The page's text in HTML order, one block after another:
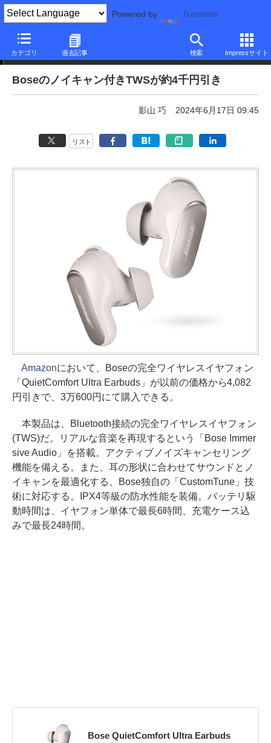
Powered by Translate
カテゴリ 過去記事 検索 Impressサイト
本日みつけたお買い得品
Boseのノイキャン付きTWSが約4千円引き
影山 巧 2024年6月17日 09:45
リスト
Amazonにおいて、Boseの完全ワイヤレスイヤフォン
「QuietComfort Ultra Earbuds」が以前の価格から4,082
円引きで、3万600円にて購入できる。
本製品は、Bluetooth接続の完全ワイヤレスイヤフォン
(TWS)だ。リアルな音楽を再現するという「Bose Immer
sive Audio」を搭載。アクティブノイズキャンセリング
機能を備える。また、耳の形状に合わせてサウンドとノ
イキャンを最適化する、Bose独自の「CustomTune」技
術に対応する。IPX4等級の防水性能を装備。バッテリ駆
動時間は、イヤフォン単体で最長6時間、充電ケース込
みで最長24時間。
Bose QuietComfort Ultra Earbuds